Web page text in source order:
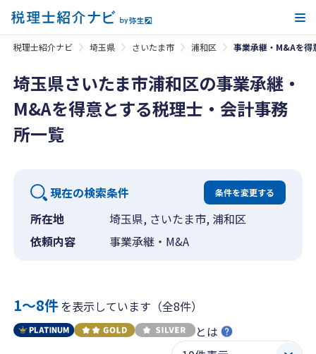
税理士紹介ナビ 埼玉県 さいたま市 浦和区 事業承継・M&Aを得
埼玉県さいたま市浦和区の事業承継・
M&Aを得意とする税理士・会計事務
所一覧
現在の検索条件 条件を変更する
所在地
埼玉県, さいたま市, 浦和区
依頼内容
事業承継・M&A
1〜8件を表示しています（全8件）
とは